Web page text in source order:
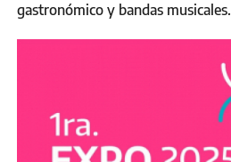
gastronómico y bandas musicales.